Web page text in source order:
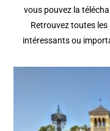
vous pouvez la
Retrouvez toutes
intéressants ou